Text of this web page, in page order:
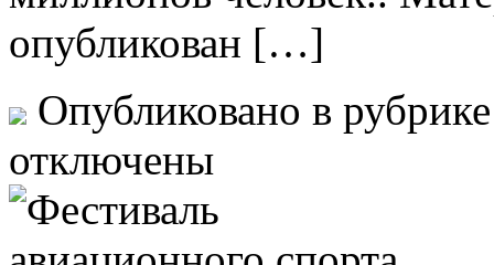
опубликован […]
Опубликовано в
отключены